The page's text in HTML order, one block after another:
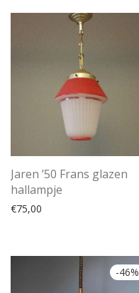
Jaren ’50 Frans glazen
hallampje
€75,00
-46%